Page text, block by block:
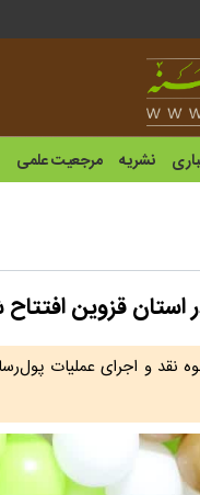
نشریه مرجعیت علمی
استان قزوین
نقد و اجرای عملیات